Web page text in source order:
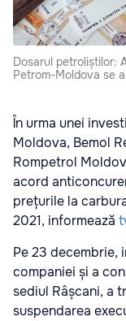
Dosarul petroliștilor:
Petrom-Moldova se
În urma unei
Moldova, Bemol
Rompetrol
acord
prețurile la
2021, informează
Pe 23 decembrie,
companiei și a
sediul Râșcani, a
suspendarea